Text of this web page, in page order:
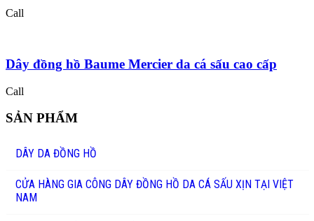
Call
Dây đồng hồ Baume Mercier da cá sấu cao cấp
Call
SẢN PHẨM
DÂY DA ĐỒNG HỒ
CỬA HÀNG GIA CÔNG DÂY ĐỒNG HỒ DA CÁ SẤU XỊN TẠI VIỆT
NAM